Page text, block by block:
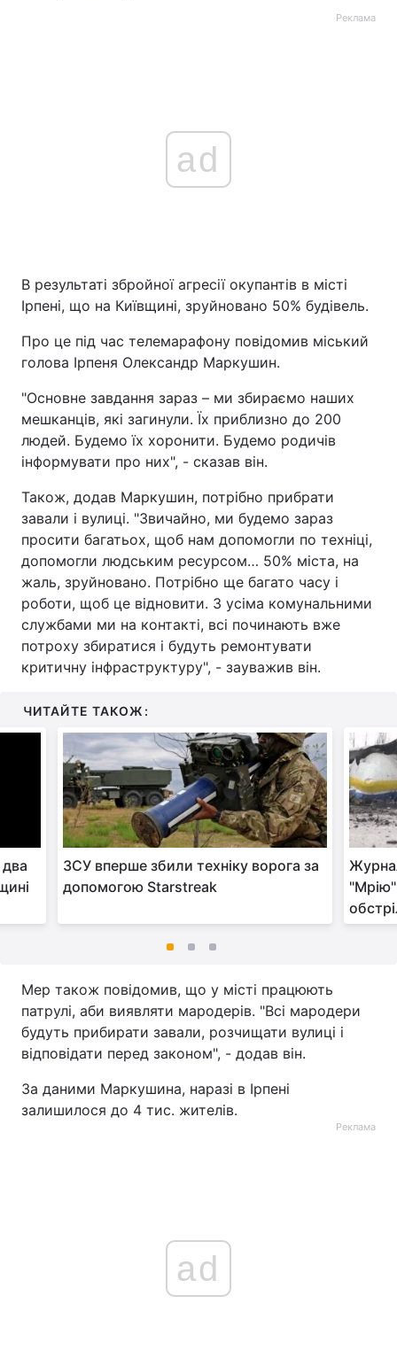
Реклама
ad
В результаті збройної агресії окупантів в місті
Ірпені, що на Київщині, зруйновано 50% будівель.
Про це під час телемарафону повідомив міський
голова Ірпеня Олександр Маркушин.
"Основне завдання зараз – ми збираємо наших
мешканців, які загинули. Їх приблизно до 200
людей. Будемо їх хоронити. Будемо родичів
інформувати про них", - сказав він.
Також, додав Маркушин, потрібно прибрати
завали і вулиці. "Звичайно, ми будемо зараз
просити багатьох, щоб нам допомогли по техніці,
допомогли людським ресурсом… 50% міста, на
жаль, зруйновано. Потрібно ще багато часу і
роботи, щоб це відновити. З усіма комунальними
службами ми на контакті, всі починають вже
потроху збиратися і будуть ремонтувати
критичну інфраструктуру", - зауважив він.
ЧИТАЙТЕ ТАКОЖ:
ЗСУ вперше збили техніку ворога за
допомогою Starstreak
Мер також повідомив, що у місті працюють
патрулі, аби виявляти мародерів. "Всі мародери
будуть прибирати завали, розчищати вулиці і
відповідати перед законом", - додав він.
За даними Маркушина, наразі в Ірпені
залишилося до 4 тис. жителів.
Реклама
ad